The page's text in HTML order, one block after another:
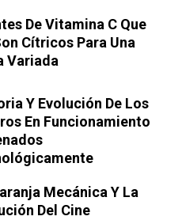
De Vitamina C Que
Cítricos Para Una
Variada
Y Evolución De Los
En Funcionamiento
Mecánica Y La
Del Cine